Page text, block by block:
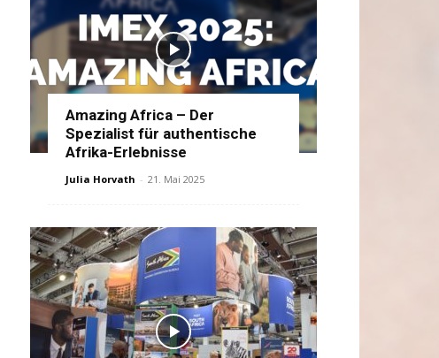
Amazing Africa – Der
Spezialist für authentische
Afrika-Erlebnisse
Julia Horvath - 21. Mai 2025